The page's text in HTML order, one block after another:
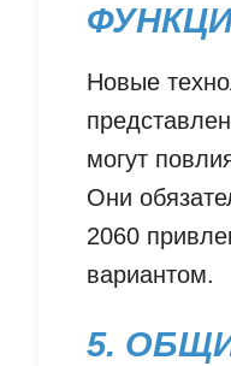
Новые
могут
Они
2060
вариантом.
5.